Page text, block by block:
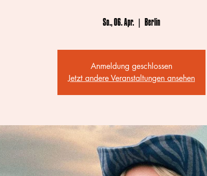
So., 06. Apr.
  |
Berlin
Anmeldung geschlossen
Jetzt andere Veranstaltungen ansehen